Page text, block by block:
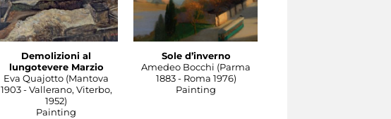
Demolizioni al
lungotevere Marzio
Eva Quajotto (Mantova
1903 - Vallerano, Viterbo,
1952)
Painting
Sole d’inverno
Amedeo Bocchi (Parma
1883 - Roma 1976)
Painting